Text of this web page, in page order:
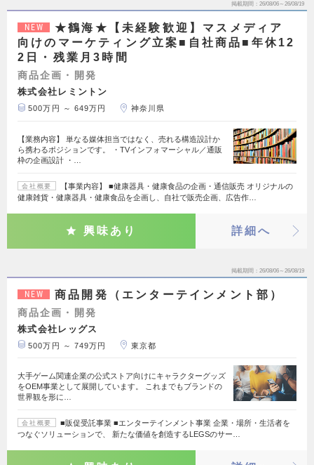
掲載期間 26/08/06～26/08/19
NEW
★鶴海★【未経験歓迎】マスメディア
向けのマーケティング立案■自社商品■年休12
2日・残業月3時間
商品企画・開発
株式会社レミントン
500万円 ～ 649万円 神奈川県
【業務内容】 単なる媒体担当ではなく、売れる構造設計か
ら携わるポジションです。 ・TVインフォマーシャル／通販
枠の企画設計 ・…
会社概要
【事業内容】 ■健康器具・健康食品の企画・通信販売 オリジナルの
健康雑貨・健康器具・健康食品を企画し、自社で販売企画、広告作…
興味あり 詳細へ
掲載期間 26/08/06～26/08/19
NEW 商品開発（エンターテインメント部）
商品企画・開発
株式会社レッグス
500万円 ～ 749万円 東京都
大手ゲーム関連企業の公式ストア向けにキャラクターグッズ
をOEM事業として展開しています。 これまでもブランドの
世界観を形に…
会社概要
■販促受託事業 ■エンターテインメント事業 企業・場所・生活者を
つなぐソリューションで、 新たな価値を創造するLEGSのサー…